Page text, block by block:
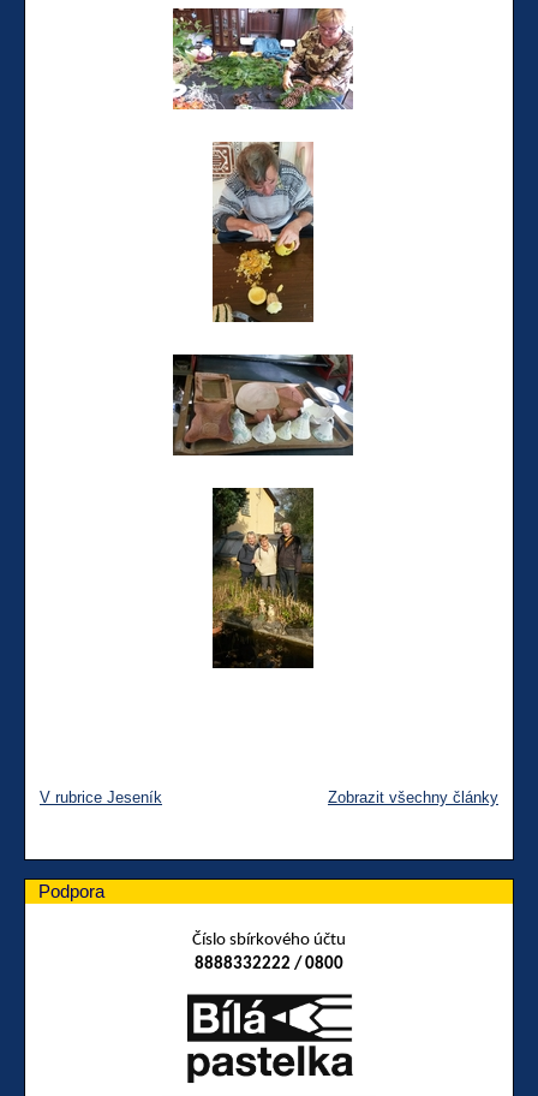
V rubrice Jeseník Zobrazit všechny články
Podpora
Číslo sbírkového účtu
8888332222 / 0800